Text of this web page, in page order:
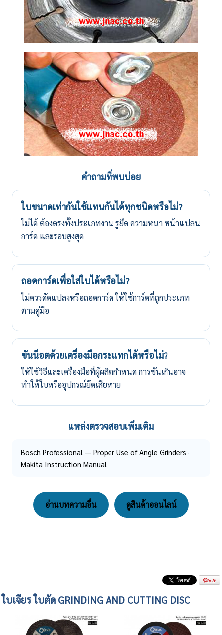
คำถามที่พบบ่อย
ใบขนาดเท่ากันใช้แทนกันได้ทุกชนิดหรือไม่?
ไม่ได้ ต้องตรงทั้งประเภทงาน รูยึด ความหนา หน้าแปลน
การ์ด และรอบสูงสุด
ถอดการ์ดเพื่อใส่ใบได้หรือไม่?
ไม่ควรดัดแปลงหรือถอดการ์ด ให้ใช้การ์ดที่ถูกประเภท
ตามคู่มือ
ขันน็อตด้วยเครื่องมือกระแทกได้หรือไม่?
ให้ใช้วิธีและเครื่องมือที่ผู้ผลิตกำหนด การขันเกินอาจ
ทำให้ใบหรืออุปกรณ์ยึดเสียหาย
แหล่งตรวจสอบเพิ่มเติม
Bosch Professional — Proper Use of Angle Grinders ·
Makita Instruction Manual
อ่านบทความอื่น ดูสินค้าออนไลน์
ใบเจียร ใบตัด GRINDING AND CUTTING DISC